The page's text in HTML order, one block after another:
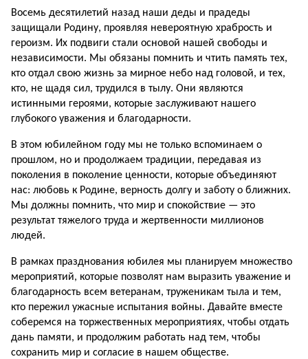
Восемь десятилетий назад наши деды и прадеды
защищали Родину, проявляя невероятную храбрость и
героизм. Их подвиги стали основой нашей свободы и
независимости. Мы обязаны помнить и чтить память тех,
кто отдал свою жизнь за мирное небо над головой, и тех,
кто, не щадя сил, трудился в тылу. Они являются
истинными героями, которые заслуживают нашего
глубокого уважения и благодарности.
В этом юбилейном году мы не только вспоминаем о
прошлом, но и продолжаем традиции, передавая из
поколения в поколение ценности, которые объединяют
нас: любовь к Родине, верность долгу и заботу о ближних.
Мы должны помнить, что мир и спокойствие — это
результат тяжелого труда и жертвенности миллионов
людей.
В рамках празднования юбилея мы планируем множество
мероприятий, которые позволят нам выразить уважение и
благодарность всем ветеранам, труженикам тыла и тем,
кто пережил ужасные испытания войны. Давайте вместе
соберемся на торжественных мероприятиях, чтобы отдать
дань памяти, и продолжим работать над тем, чтобы
сохранить мир и согласие в нашем обществе.